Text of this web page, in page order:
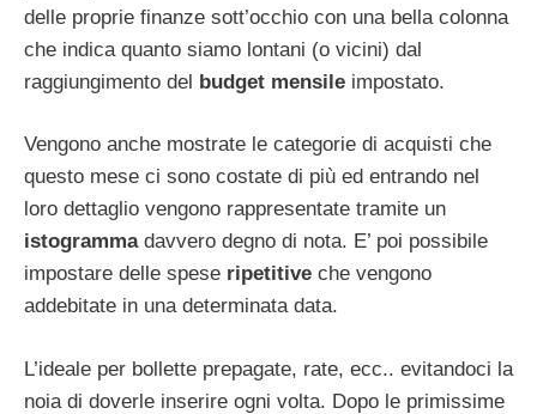
delle proprie finanze sott’occhio con una bella colonna
che indica quanto siamo lontani (o vicini) dal
raggiungimento del budget mensile impostato.
Vengono anche mostrate le categorie di acquisti che
questo mese ci sono costate di più ed entrando nel
loro dettaglio vengono rappresentate tramite un
istogrammadavvero degno di nota. E’ poi possibile
impostare delle spese ripetitive che vengono
addebitate in una determinata data.
L’ideale per bollette prepagate, rate, ecc.. evitandoci la
noia di doverle inserire ogni volta. Dopo le primissime